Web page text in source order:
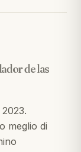
de las
meglio di